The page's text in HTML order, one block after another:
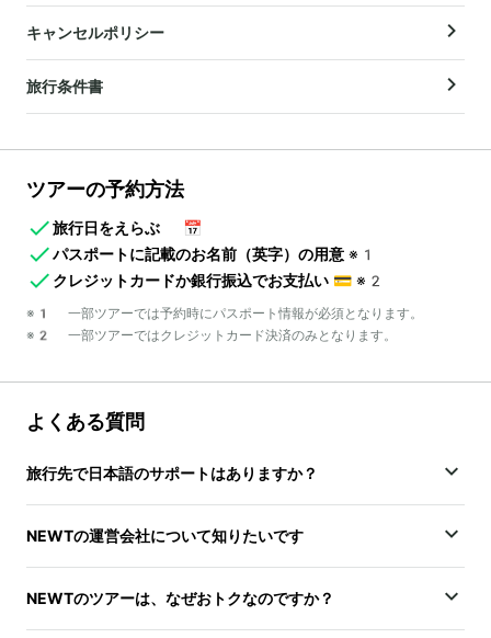
キャンセルポリシー
旅行条件書
ツアーの予約方法
旅行日をえらぶ
📅
パスポートに記載のお名前（英字）の用意 ※1
クレジットカードか銀行振込でお支払い 💳 ※2
※1 一部ツアーでは予約時にパスポート情報が必須となります。
※2 一部ツアーではクレジットカード決済のみとなります。
よくある質問
旅行先で日本語のサポートはありますか？
NEWTの運営会社について知りたいです
NEWTのツアーは、なぜおトクなのですか？